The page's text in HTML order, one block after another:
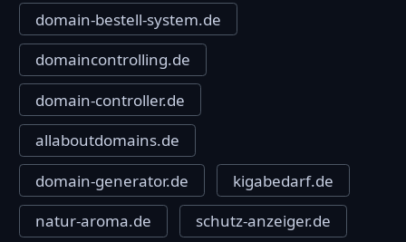
domain-bestell-system.de
domaincontrolling.de
domain-controller.de
allaboutdomains.de
domain-generator.de
kigabedarf.de
natur-aroma.de
schutz-anzeiger.de